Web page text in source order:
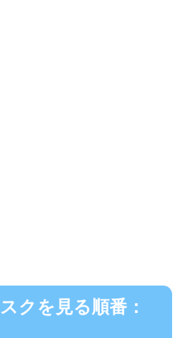
クを見る順番：